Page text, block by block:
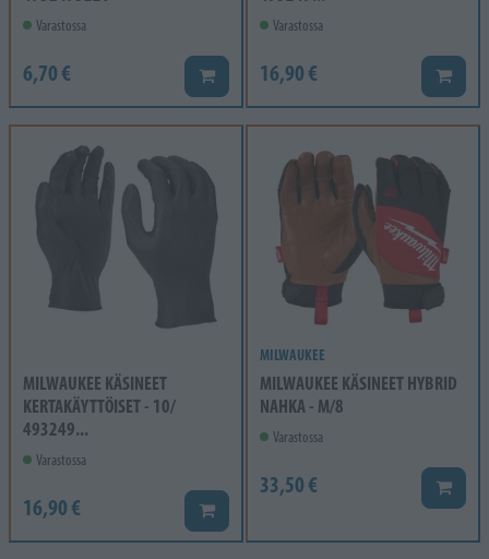
Varastossa
6,70 € Lisää koriin
Varastossa
16,90 € Lisää
MILWAUKEE KÄSINEET
KERTAKÄYTTÖISET - 10/
493249...
Varastossa
16,90 € Lisää koriin
MILWAUKEE
MILWAUKEE KÄSINEET HYBRID
NAHKA - M/8
Varastossa
33,50 € Lisää